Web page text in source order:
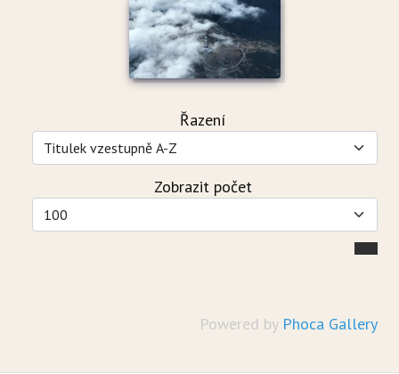
Řazení
Zobrazit počet
Powered by Phoca Gallery